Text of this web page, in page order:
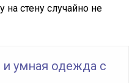
стену случайно не
умная одежда с